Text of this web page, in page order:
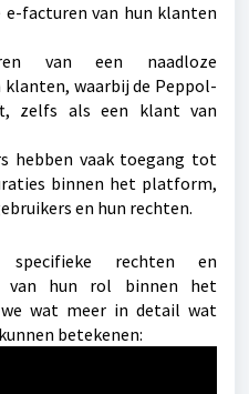
e-facturen van hun klanten
van een naadloze
waarbij de Peppol-
zelfs als een klant van
hebben vaak toegang tot
binnen het platform,
en hun rechten.
rechten en
van hun rol binnen het
we wat meer in detail wat
betekenen: